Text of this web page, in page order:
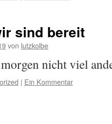
sind bereit
von lutzkolbe
nicht viel
| Ein Kommentar